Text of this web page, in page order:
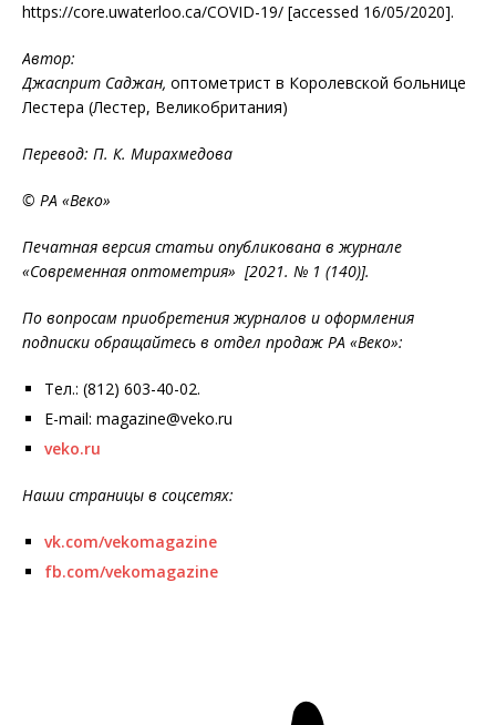
https://core.uwaterloo.ca/COVID-19/ [accessed 16/05/2020].
Автор:
Джасприт Саджан, оптометрист в Королевской больнице
Лестера (Лестер, Великобритания)
Перевод: П. К. Мирахмедова
© РА «Веко»
Печатная версия статьи опубликована в журнале
«Современная оптометрия» [2021. № 1 (140)].
По вопросам приобретения журналов и оформления
подписки обращайтесь в отдел продаж РА «Веко»:
Тел.: (812) 603-40-02.
E-mail: magazine@veko.ru
veko.ru
Наши страницы в соцсетях:
vk.com/vekomagazine
fb.com/vekomagazine